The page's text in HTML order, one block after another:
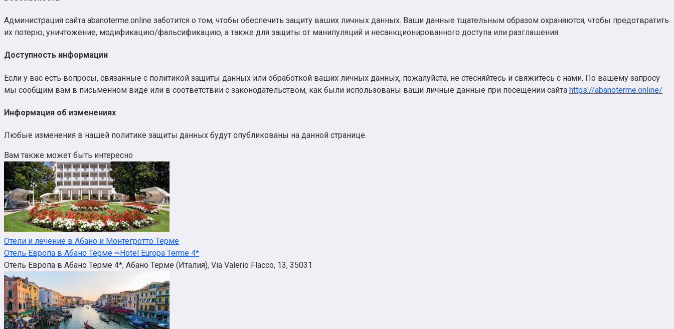
Администрация сайта abanoterme.online заботится о том, чтобы обеспечить защиту ваших личных данных. Ваши данные тщательным образом охраняются, чтобы предотвратить
их потерю, уничтожение, модификацию/фальсификацию, а также для защиты от манипуляций и несанкционированного доступа или разглашения.
Доступность информации
Если у вас есть вопросы, связанные с политикой защиты данных или обработкой ваших личных данных, пожалуйста, не стесняйтесь и свяжитесь с нами. По вашему запросу
мы сообщим вам в письменном виде или в соответствии с законодательством, как были использованы ваши личные данные при посещении сайта https://abanoterme.online/
Информация об изменениях
Любые изменения в нашей политике защиты данных будут опубликованы на данной странице.
Вам также может быть интересно
Отели и лечение в Абано и Монтегротто Терме
Отель Европа в Абано Терме ~Hotel Europa Terme 4*
Отель Европа в Абано Терме 4*, Абано Терме (Италия), Via Valerio Flacco, 13, 35031